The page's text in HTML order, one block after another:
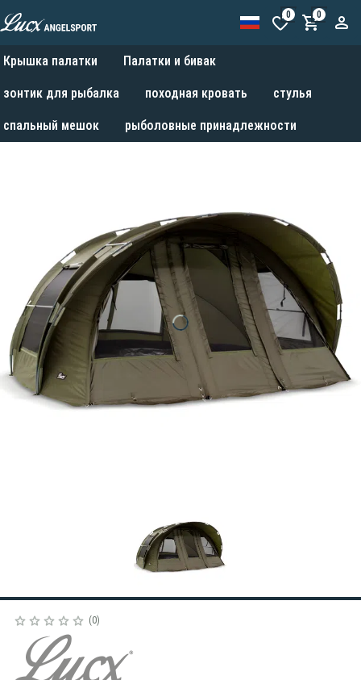
0 0
Крышка палатки Палатки и бивак
зонтик для рыбалка походная кровать стулья
спальный мешок рыболовные принадлежности
0